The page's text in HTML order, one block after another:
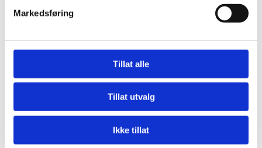
Markedsføring
Tillat alle
Tillat utvalg
Ikke tillat